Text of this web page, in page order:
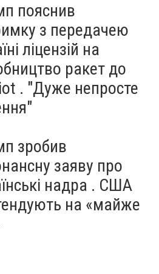
пояснив
з передачею
ліцензій на
ракет до
. "Дуже непросте
зробив
заяву про
надра . США
на «майже